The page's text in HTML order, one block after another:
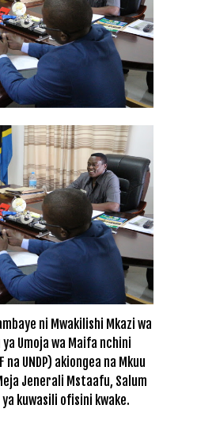
ni Mwakilishi Mkazi wa
Umoja wa Maifa nchini
na UNDP) akiongea na Mkuu
Jenerali Mstaafu, Salum
kuwasili ofisini kwake.